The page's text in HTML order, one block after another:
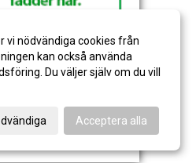
vi nödvändiga cookies från
kan också använda
Du väljer själv om du vill
Acceptera alla